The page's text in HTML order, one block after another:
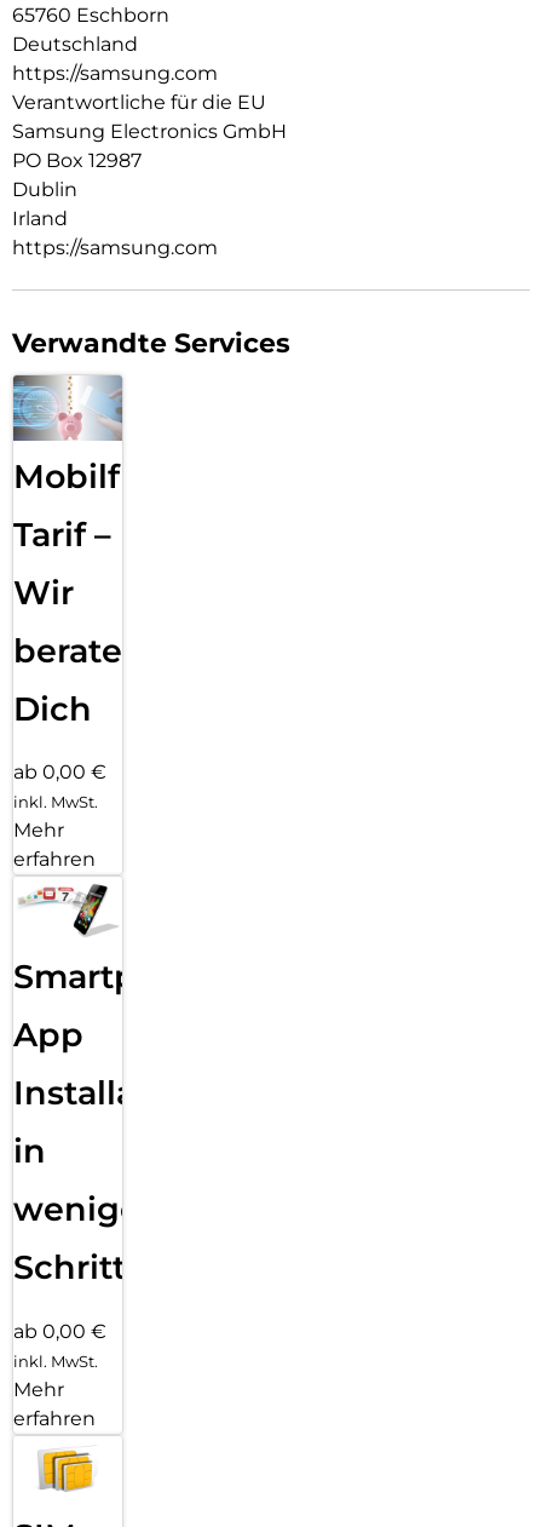
65760 Eschborn
Deutschland
https://samsung.com
Verantwortliche für die EU
Samsung Electronics GmbH
PO Box 12987
Dublin
Irland
https://samsung.com
Verwandte Services
Mobilfunk
Tarif –
Wir
beraten
Dich
ab 0,00 €
inkl. MwSt.
Mehr
erfahren
Smartphone
App
Installation
in
wenigen
Schritten
ab 0,00 €
inkl. MwSt.
Mehr
erfahren